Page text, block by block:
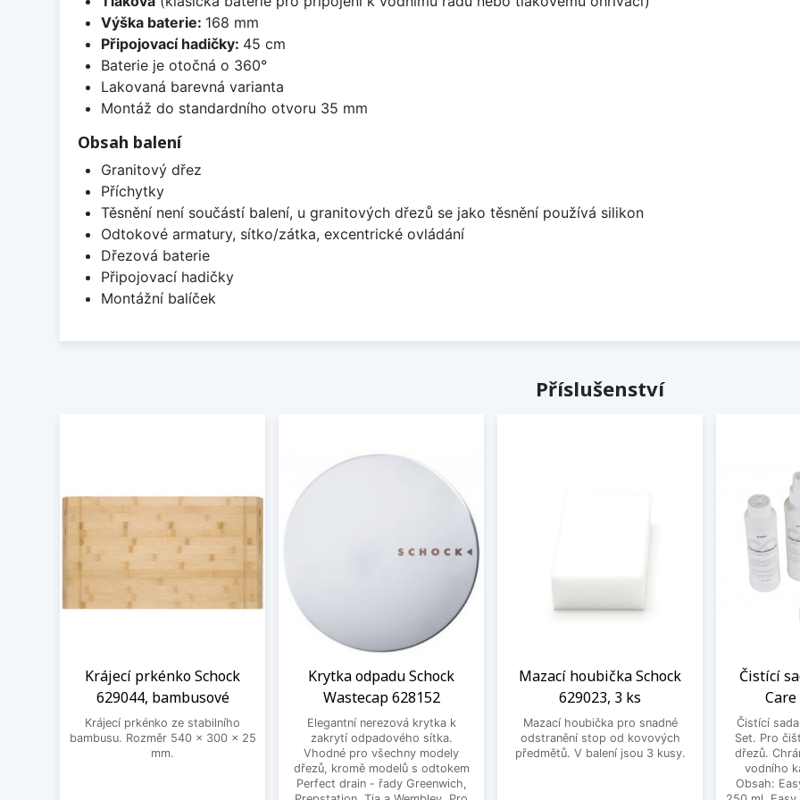
Výška baterie: 168 mm
Připojovací hadičky: 45 cm
Baterie je otočná o 360°
Lakovaná barevná varianta
Montáž do standardního otvoru 35 mm
Obsah balení
Granitový dřez
Příchytky
Těsnění není součástí balení, u granitových dřezů se jako těsnění používá silikon
Odtokové armatury, sítko/zátka, excentrické ovládání
Dřezová baterie
Připojovací hadičky
Montážní balíček
Příslušenství
Krájecí prkénko Schock
629044, bambusové
Krájecí prkénko ze stabilního
bambusu. Rozměr 540 x 300 x 25
mm.
Krytka odpadu Schock
Wastecap 628152
Elegantní nerezová krytka k
zakrytí odpadového sítka.
Vhodné pro všechny modely
dřezů, kromě modelů s odtokem
Perfect drain - řady Greenwich,
Mazací houbička Schock
629023, 3 ks
Mazací houbička pro snadné
odstranění stop od kovových
předmětů. V balení jsou 3 kusy.
Čistící
Care
Čistící
Set. Pro
dřezů.
vodního
Obsah: